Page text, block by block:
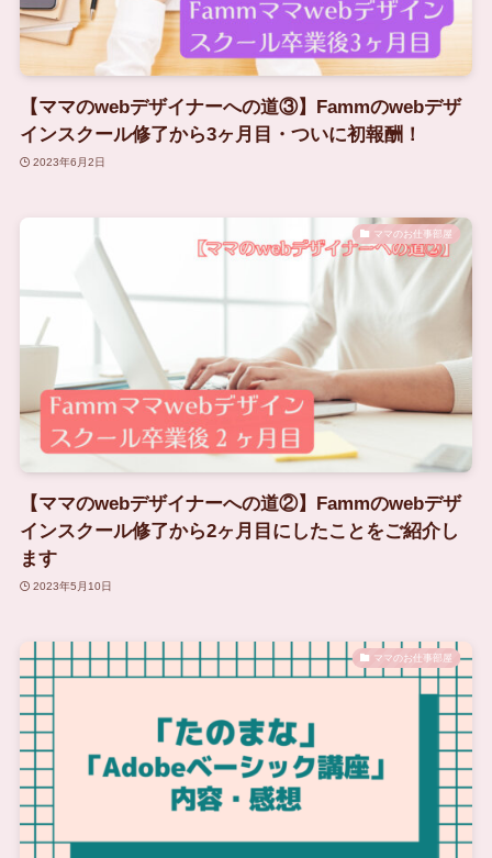
【ママのwebデザイナーへの道③】Fammのwebデザ
インスクール修了から3ヶ月目・ついに初報酬！
2023年6月2日
ママのお仕事部屋
【ママのwebデザイナーへの道②】Fammのwebデザ
インスクール修了から2ヶ月目にしたことをご紹介し
ます
2023年5月10日
ママのお仕事部屋